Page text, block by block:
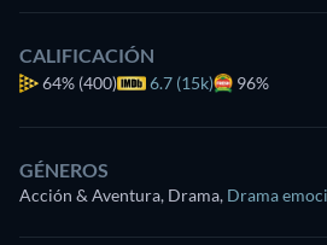
CALIFICACIÓN
64% (400) 6.7 (15k) 96%
GÉNEROS
Acción & Aventura, Drama, Drama